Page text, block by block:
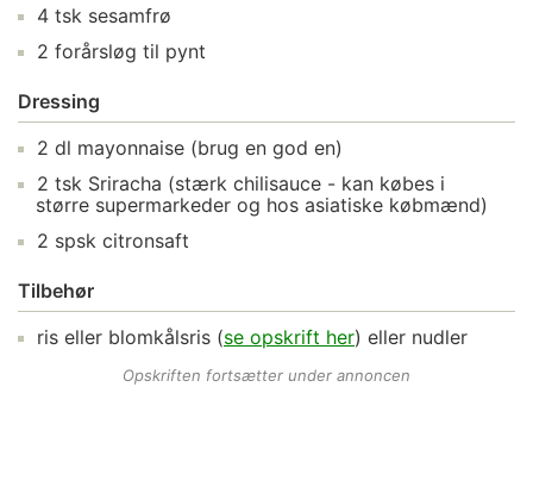
4 tsk sesamfrø
2 forårsløg til pynt
Dressing
2 dl mayonnaise (brug en god en)
2 tsk Sriracha (stærk chilisauce - kan købes i
større supermarkeder og hos asiatiske købmænd)
2 spsk citronsaft
Tilbehør
ris eller blomkålsris (se opskrift her) eller nudler
Opskriften fortsætter under annoncen